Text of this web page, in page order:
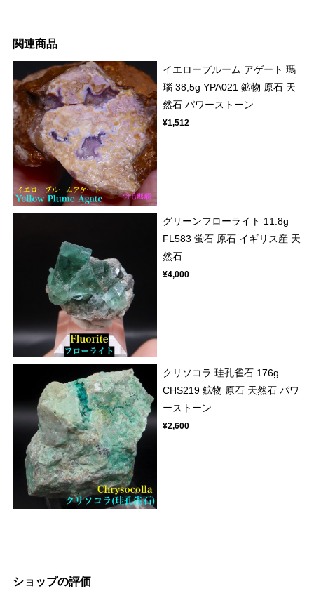
関連商品
イエロープルーム アゲート 瑪
瑙 38,5g YPA021 鉱物 原石 天
然石 パワーストーン
¥1,512
グリーンフローライト 11.8g
FL583 蛍石 原石 イギリス産 天
然石
¥4,000
クリソコラ 珪孔雀石 176g
CHS219 鉱物 原石 天然石 パワ
ーストーン
¥2,600
ショップの評価